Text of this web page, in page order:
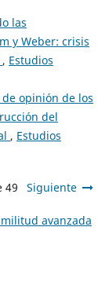
las
y Weber: crisis
, Estudios
opinión de los
del
, Estudios
49 Siguiente
avanzada